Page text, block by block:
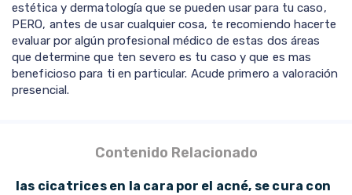
estética y dermatología que se pueden usar para tu caso,
PERO, antes de usar cualquier cosa, te recomiendo hacerte
evaluar por algún profesional médico de estas dos áreas
que determine que ten severo es tu caso y que es mas
beneficioso para ti en particular. Acude primero a valoración
presencial.
Contenido Relacionado
las cicatrices en la cara por el acné, se cura con